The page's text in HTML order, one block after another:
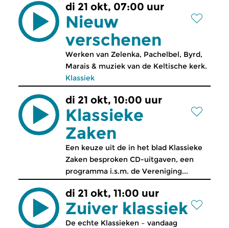
di 21 okt, 07:00 uur
Nieuw
verschenen
Werken van Zelenka, Pachelbel, Byrd,
Marais & muziek van de Keltische kerk.
Klassiek
di 21 okt, 10:00 uur
Klassieke
Zaken
Een keuze uit de in het blad Klassieke
Zaken besproken CD-uitgaven, een
programma i.s.m. de Vereniging...
di 21 okt, 11:00 uur
Zuiver klassiek
De echte Klassieken – vandaag